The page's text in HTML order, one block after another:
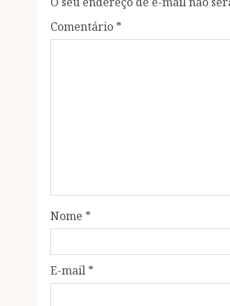
Comentário *
Nome *
E-mail *